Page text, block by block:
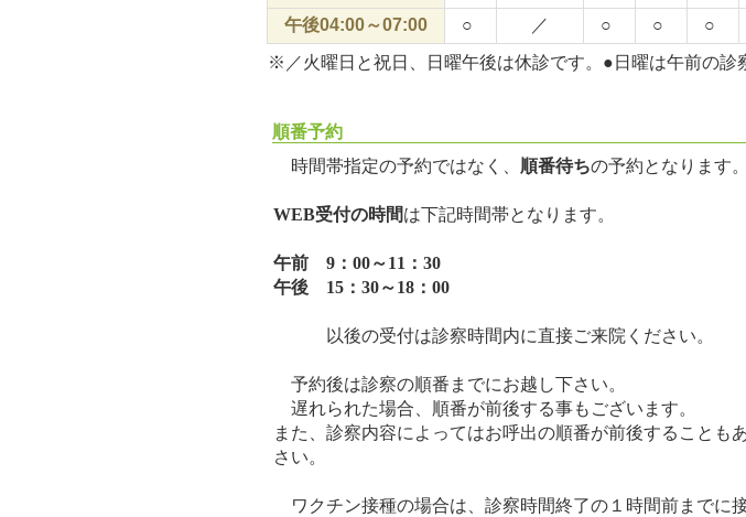
午後04:00～07:00
○ ／ ○ ○ ○
※／火曜日と祝日、日曜午後は休診です。●日曜は午前の診
順番予約
時間帯指定の予約ではなく、 順番待ちの予約となります。
WEB受付の時間は下記時間帯となります。
午前 9：00～11：30
午後 15：30～18：00
以後の受付は診察時間内に直接ご来院ください。
予約後は診察の順番までにお越し下さい。
遅れられた場合、順番が前後する事もございます。
また、診察内容によってはお呼出の順番が前後することも
さい。
ワクチン接種の場合は、診察時間終了の１時間前までに